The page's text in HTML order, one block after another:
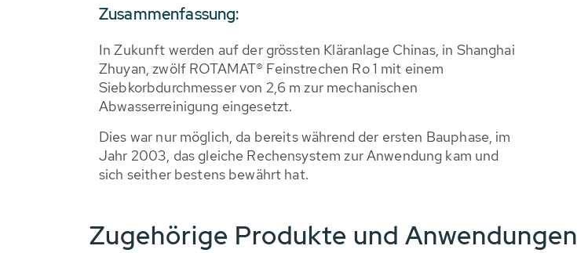
Zusammenfassung:
In Zukunft werden auf der grössten Kläranlage Chinas, in Shanghai
Zhuyan, zwölf ROTAMAT® Feinstrechen Ro 1 mit einem
Siebkorbdurchmesser von 2,6 m zur mechanischen
Abwasserreinigung eingesetzt.
Dies war nur möglich, da bereits während der ersten Bauphase, im
Jahr 2003, das gleiche Rechensystem zur Anwendung kam und
sich seither bestens bewährt hat.
Zugehörige Produkte und Anwendungen